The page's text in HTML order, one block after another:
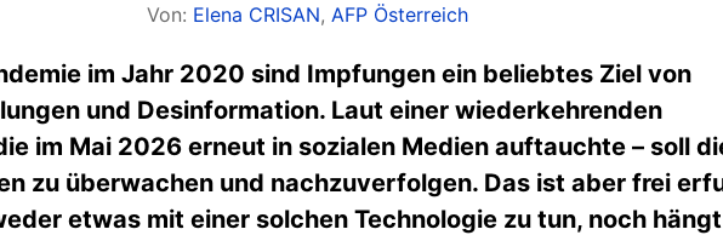
Von: Elena CRISAN, AFP Österreich
im Jahr 2020 sind Impfungen ein beliebtes Ziel von
und Desinformation. Laut einer wiederkehrenden
im Mai 2026 erneut in sozialen Medien auftauchte – soll
zu überwachen und nachzuverfolgen. Das ist aber frei
etwas mit einer solchen Technologie zu tun, noch